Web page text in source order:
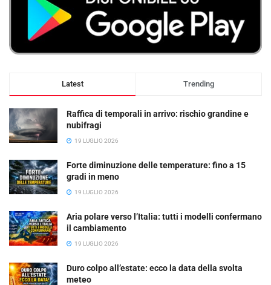
Latest Trending
Raffica di temporali in arrivo: rischio grandine e
nubifragi
19 LUGLIO 2026
Forte diminuzione delle temperature: fino a 15
gradi in meno
19 LUGLIO 2026
Aria polare verso l’Italia: tutti i modelli confermano
il cambiamento
19 LUGLIO 2026
Duro colpo all’estate: ecco la data della svolta
meteo